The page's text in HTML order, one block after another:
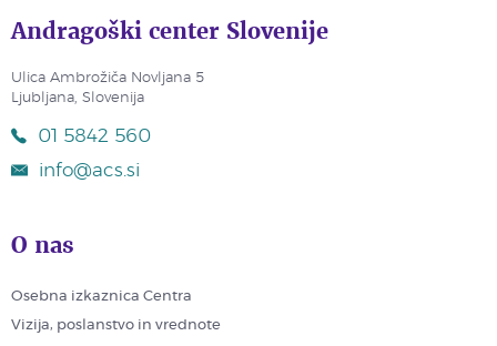
Andragoški center Slovenije
Ulica Ambrožiča Novljana 5
Ljubljana, Slovenija
01 5842 560
info@acs.si
O nas
Osebna izkaznica Centra
Vizija, poslanstvo in vrednote